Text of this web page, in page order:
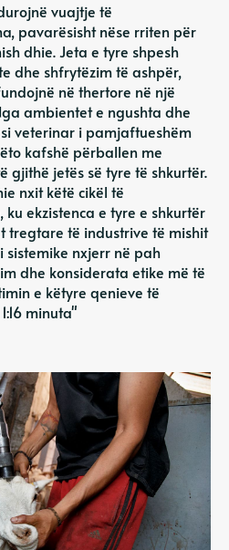
vuajtje të
pavarësisht nëse rriten për
dhie. Jeta e tyre shpesh
dhe shfrytëzim të ashpër,
në thertore në një
ambientet e ngushta dhe
veterinar i pamjaftueshëm
kafshë përballen me
gjithë jetës së tyre të shkurtër.
nxit këtë cikël të
ekzistenca e tyre e shkurtër
tregtare të industrive të mishit
sistemike nxjerr në pah
dhe konsiderata etike më të
e këtyre qenieve të
minuta"